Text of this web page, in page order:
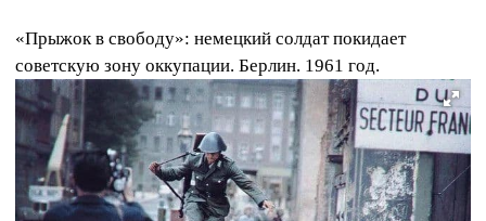
«Прыжок в свободу»: немецкий солдат покидает
советскую зону оккупации. Берлин. 1961 год.